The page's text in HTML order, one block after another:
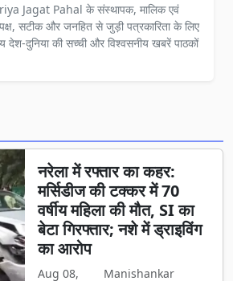
Jagat Pahal के संस्थापक, मालिक एवं
सटीक और जनहित से जुड़ी पत्रकारिता के लिए
देश-दुनिया की सच्ची और विश्वसनीय खबरें पाठकों
नरेला में रफ्तार का कहर:
मर्सिडीज की टक्कर में 70
वर्षीय महिला की मौत, SI का
बेटा गिरफ्तार; नशे में ड्राइविंग
का आरोप
Aug 08,
Manishankar